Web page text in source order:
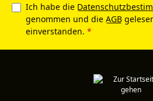
Ich habe die
genommen und die AGB
einverstanden. *